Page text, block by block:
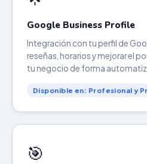
Google Business Profile
Integración con tu perfil de
reseñas, horarios y mejorar el
tu negocio de forma
Disponible en: Profesional y
🎯